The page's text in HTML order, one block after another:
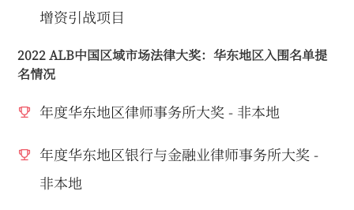
增资引战项目
2022 ALB中国区域市场法律大奖：华东地区入围名单提
名情况
年度华东地区律师事务所大奖 - 非本地
年度华东地区银行与金融业律师事务所大奖 -
非本地